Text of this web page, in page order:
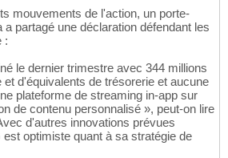
mouvements de l'action, un porte-
a partagé une déclaration défendant les
:
le dernier trimestre avec 344 millions
d'équivalents de trésorerie et aucune
plateforme de streaming in-app sur
de contenu personnalisé », peut-on lire
d'autres innovations prévues
optimiste quant à sa stratégie de